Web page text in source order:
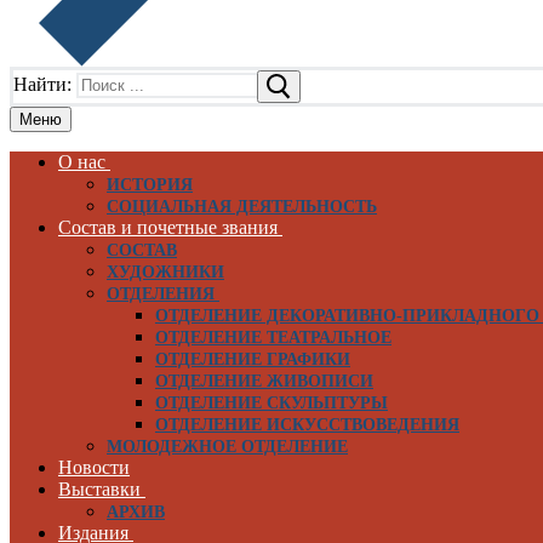
Найти:
Меню
О нас
ИСТОРИЯ
СОЦИАЛЬНАЯ ДЕЯТЕЛЬНОСТЬ
Состав и почетные звания
СОСТАВ
ХУДОЖНИКИ
ОТДЕЛЕНИЯ
ОТДЕЛЕНИЕ ДЕКОРАТИВНО-ПРИКЛАДНОГО
ОТДЕЛЕНИЕ ТЕАТРАЛЬНОЕ
ОТДЕЛЕНИЕ ГРАФИКИ
ОТДЕЛЕНИЕ ЖИВОПИСИ
ОТДЕЛЕНИЕ СКУЛЬПТУРЫ
ОТДЕЛЕНИЕ ИСКУССТВОВЕДЕНИЯ
МОЛОДЕЖНОЕ ОТДЕЛЕНИЕ
Новости
Выставки
АРХИВ
Издания